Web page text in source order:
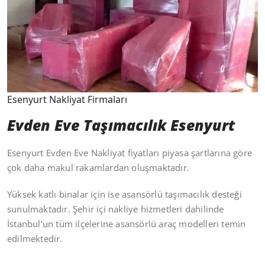
Esenyurt Nakliyat Firmaları
Evden Eve Taşımacılık Esenyurt
Esenyurt Evden Eve Nakliyat fiyatları piyasa şartlarına göre
çok daha makul rakamlardan oluşmaktadır.
Yüksek katlı binalar için ise asansörlü taşımacılık desteği
sunulmaktadır. Şehir içi nakliye hizmetleri dahilinde
İstanbul’un tüm ilçelerine asansörlü araç modelleri temin
edilmektedir.